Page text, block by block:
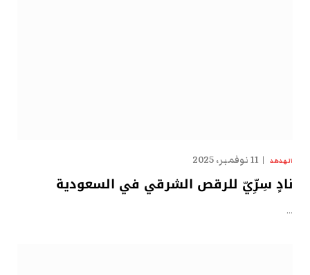
الهدهد 11 نوفمبر، 2025
نادٍ سِرِّيّ للرقص الشرقي في السعودية
…